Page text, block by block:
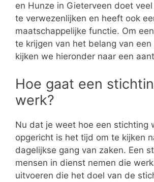
en Hunze in Gieterveen doet
te verwezenlijken en heeft ook
maatschappelijke functie. Om
te krijgen van het belang van een
kijken we hieronder naar een
Hoe gaat een
werk?
Nu dat je weet hoe een stichting
opgericht is het tijd om te kijken
dagelijkse gang van zaken. Een
mensen in dienst nemen die
uitvoeren die het doel van de